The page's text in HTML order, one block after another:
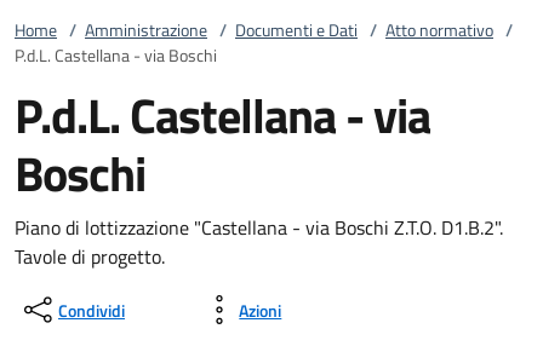
Home / Amministrazione / Documenti e Dati / Atto normativo /
P.d.L. Castellana - via Boschi
P.d.L. Castellana - via
Boschi
Piano di lottizzazione "Castellana - via Boschi Z.T.O. D1.B.2".
Tavole di progetto.
Condividi Azioni